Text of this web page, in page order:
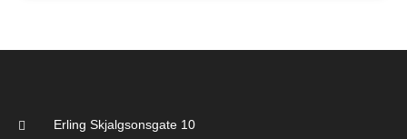
Erling Skjalgsonsgate 10